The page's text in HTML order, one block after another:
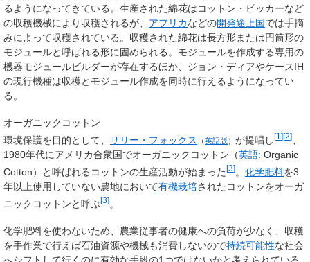
るようになってきている。生産された綿花はコットン・ピッカーなど
の収穫機械により収穫されるが、 アフリカなどの開発途上国では手摘
みによって収穫されている。収穫された綿花は長方形または円筒形の
モジュールと呼ばれる形に固められる。モジュールを作成する専用の
機器モジュールビルダーが存在するほか、ジョン・ディアやケースIH
の現行機種は収穫とモジュール作成を同時に行えるようになってい
る。
オーガニックコットン
環境保護を目的として、 サリー・フォックス （英語版 ） が提唱し [1 ][2]
1980年代にアメリカ合衆国でオーガニックコットン （英語: Organic
Cotton）と呼ばれるコットンの生産活動が始まった [3] 。 化学肥料を3
年以上使用していない農地において有機栽培されたコットンをオーガ
ニックコットンと呼ぶ[3]。
化学肥料を使わないため、農業従事者の健康への負荷が少なく、収穫
を手作業で行えば石油資源や機械も消費しないので持続可能性な社会